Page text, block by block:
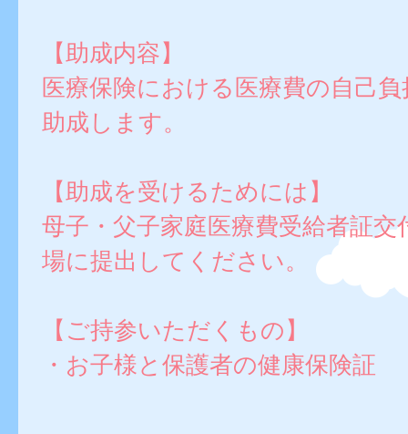
【助成内容】
医療保険における医療費の自己
助成します。
【助成を受けるためには】
母子・父子家庭医療費受給者証交
場に提出してください。
【ご持参いただくもの】
・お子様と保護者の健康保険証